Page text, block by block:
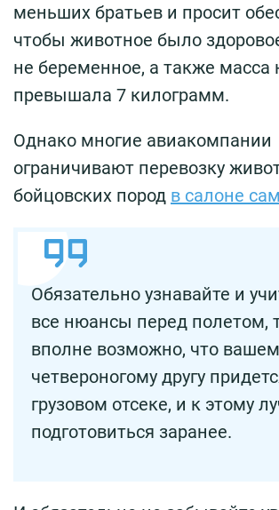
меньших братьев и просит
чтобы животное было
не беременное, а также масса
превышала 7 килограмм.
Однако многие авиакомпании
ограничивают перевозку
бойцовских пород в салоне
Обязательно узнавайте и
все нюансы перед полетом,
вполне возможно, что
четвероногому другу
грузовом отсеке, и к этому
подготовиться заранее.